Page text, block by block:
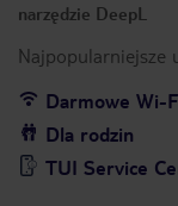
narzędzie DeepL
Najpopularniejsze
Darmowe Wi-
Dla rodzin
TUI Service